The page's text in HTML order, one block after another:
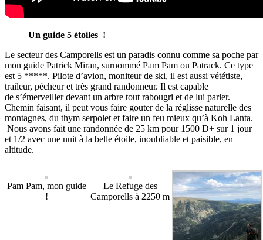
Un guide 5 étoiles !
Le secteur des Camporells est un paradis connu comme sa poche par
mon guide Patrick Miran, surnommé Pam Pam ou Patrack. Ce type
est 5 *****. Pilote d’avion, moniteur de ski, il est aussi vététiste,
traileur, pécheur et très grand randonneur. Il est capable
de s’émerveiller devant un arbre tout rabougri et de lui parler.
Chemin faisant, il peut vous faire gouter de la réglisse naturelle des
montagnes, du thym serpolet et faire un feu mieux qu’à Koh Lanta.
Nous avons fait une randonnée de 25 km pour 1500 D+ sur 1 jour
et 1/2 avec une nuit à la belle étoile, inoubliable et paisible, en
altitude.
Pam Pam, mon guide
!
Le Refuge des
Camporells à 2250 m